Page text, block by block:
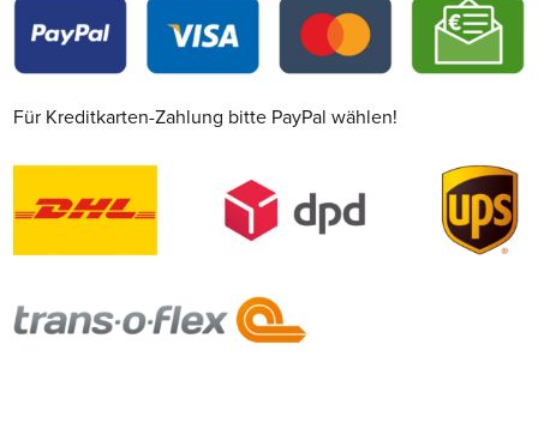
Für Kreditkarten-Zahlung bitte PayPal wählen!